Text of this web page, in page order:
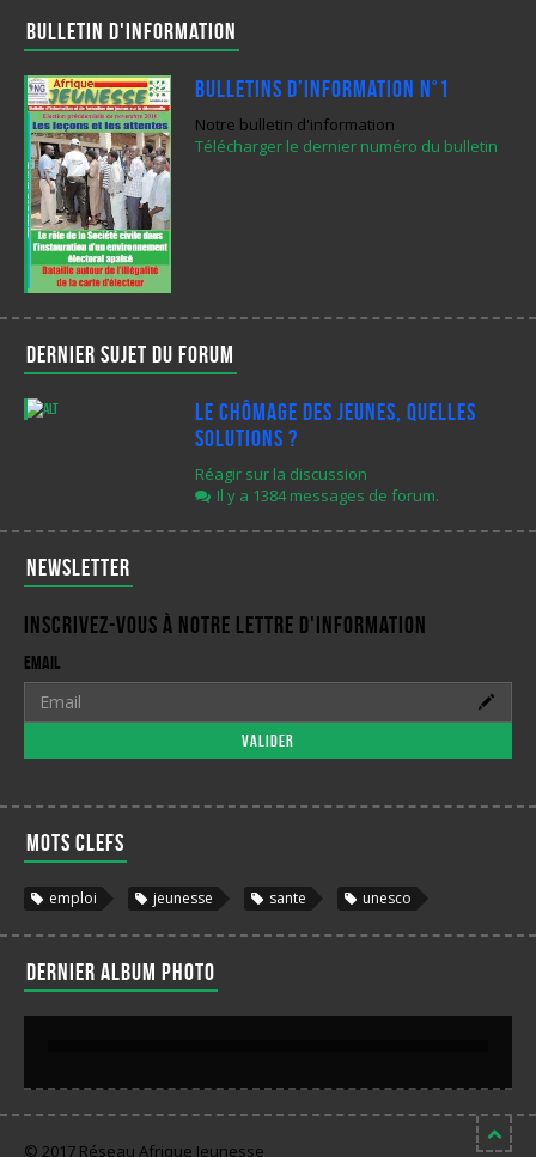
Bulletin d'information
Bulletins d’Information N°1
Notre bulletin d'information
Télécharger le dernier numéro du bulletin
Dernier sujet du forum
Le chômage des jeunes, quelles
solutions ?
Réagir sur la discussion
Il y a 1384 messages de forum.
Newsletter
Inscrivez-vous à notre lettre d'information
Email
Valider
Mots clefs
emploi jeunesse sante unesco
Dernier album photo
© 2017 Réseau Afrique Jeunesse